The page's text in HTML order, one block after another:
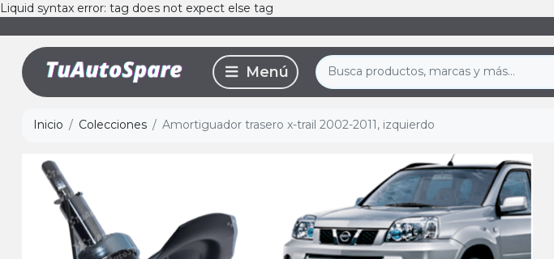
Liquid syntax error: tag does not expect else tag
Inicio Colecciones Amortiguador trasero x-trail 2002-2011, izquierdo